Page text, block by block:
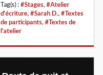
Tag(s) : #Stages, #Atelier
d'écriture, #Sarah D., #Textes
de participants, #Textes de
l'atelier